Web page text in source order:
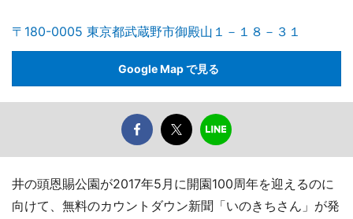
〒180-0005 東京都武蔵野市御殿山１－１８－３１
Google Map で見る
井の頭恩賜公園が2017年5月に開園100周年を迎えるのに
向けて、無料のカウントダウン新聞「いのきちさん」が発